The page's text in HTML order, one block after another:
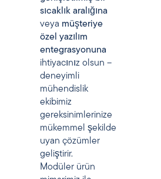
sıcaklık aralığına
veya müşteriye
özel yazılım
entegrasyonuna
ihtiyacınız olsun –
deneyimli
mühendislik
ekibimiz
gereksinimlerinize
mükemmel şekilde
uyan çözümler
geliştirir.
Modüler ürün